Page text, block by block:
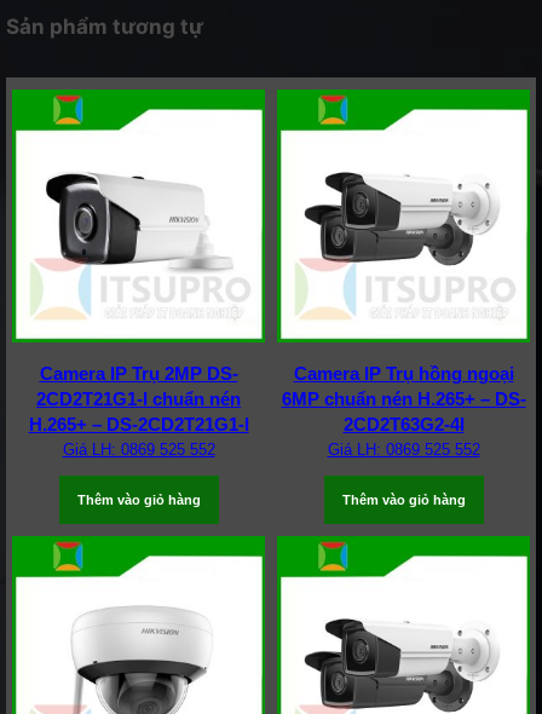
Sản phẩm tương tự
Camera IP Trụ 2MP DS-
2CD2T21G1-I chuẩn nén
H.265+ – DS-2CD2T21G1-I
Giá LH: 0869 525 552
Thêm vào giỏ hàng
Camera IP Trụ hồng ngoại
6MP chuẩn nén H.265+ – DS-
2CD2T63G2-4I
Giá LH: 0869 525 552
Thêm vào giỏ hàng